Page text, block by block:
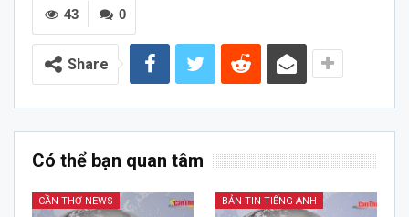
0
43
Share
Có thể bạn quan tâm
CẦN THƠ NEWS BẢN TIN TIẾNG ANH